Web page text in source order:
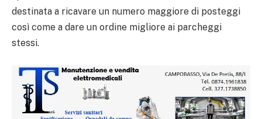
destinata a ricavare un numero maggiore di posteggi
così come a dare un ordine migliore ai parcheggi
stessi.